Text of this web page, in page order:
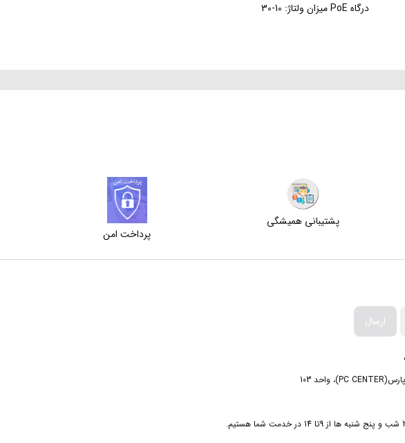
درگاه PoE میزان ولتاژ: 10-30
پشتیبانی همیشگی
پرداخت امن
ارسال